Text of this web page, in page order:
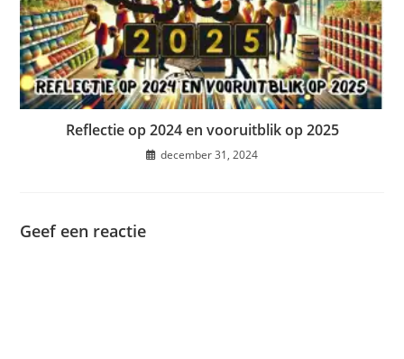
Reflectie op 2024 en vooruitblik op 2025
december 31, 2024
Geef een reactie